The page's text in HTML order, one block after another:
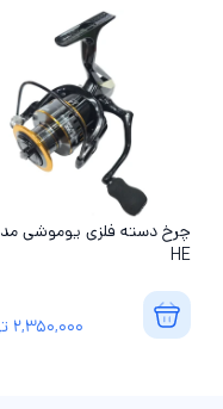
چرخ دسته فلزی یوموشی
HE
2,350,000